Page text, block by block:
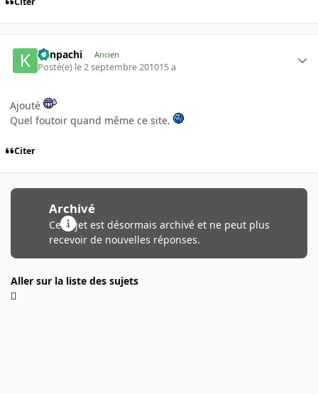
Kenpachi Ancien
Posté(e) le 2 septembre 201015 a
Ajouté
Quel foutoir quand même ce site.
Citer
Archivé
Ce sujet est désormais archivé et ne peut plus
recevoir de nouvelles réponses.
Aller sur la liste des sujets